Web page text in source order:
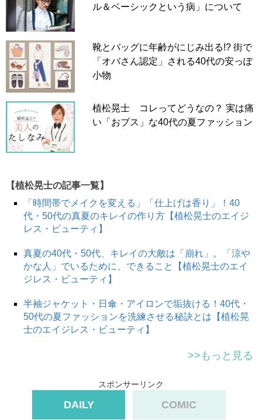
ル＆ベーシックという病」について
靴とバッグに年齢がにじみ出る!? 街で
「オバさん認定」される40代の安っぽ
小物
植松晃士 コレってどうなの？ 実は痛
い「おブス」な40代の夏ファッション
【植松晃士の記事一覧】
「時間帯でメイクを変える」「仕上げは香り」！40
代・50代の真夏のキレイの作り方【植松晃士のエイジ
レス・ビューティ】
真夏の40代・50代、キレイの大敵は「崩れ」。「涼や
かな人」でいるために、できること【植松晃士のエイ
ジレス・ビューティ】
半袖ジャケット・日傘・アイロンで垢抜ける！40代・
50代の夏ファッションを洗練させる秘訣とは【植松晃
士のエイジレス・ビューティ】
>>もっと見る
スポンサーリンク
DAILY COMIC